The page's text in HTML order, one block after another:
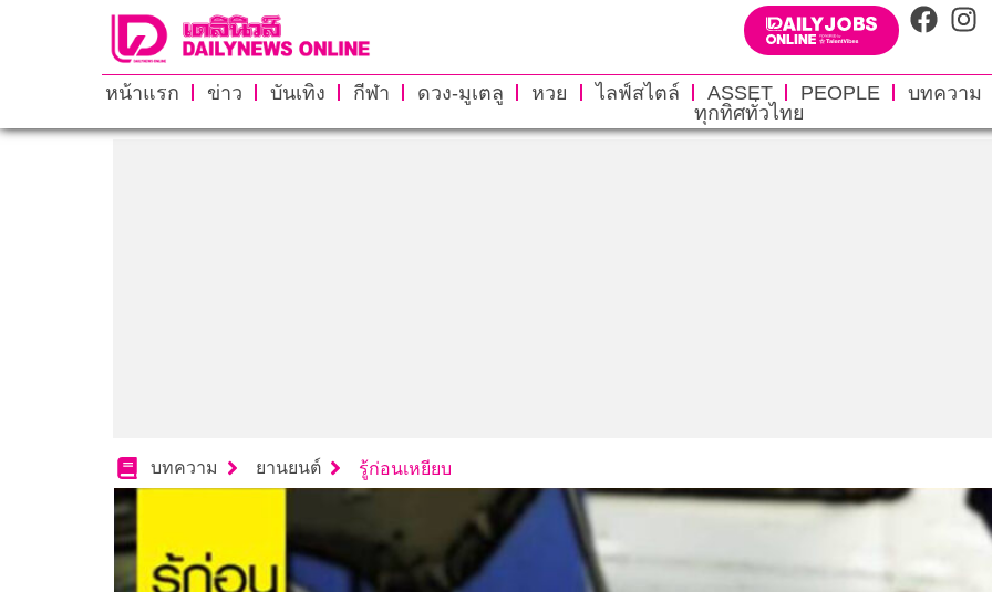
หน้าแรก ข่าว บันเทิง กีฬา ดวง-มูเตลู หวย ไลฟ์สไตล์ ASSET PEOPLE
บทความ
ทุกทิศทั่วไทย
บทความ ยานยนต์ รู้ก่อนเหยียบ